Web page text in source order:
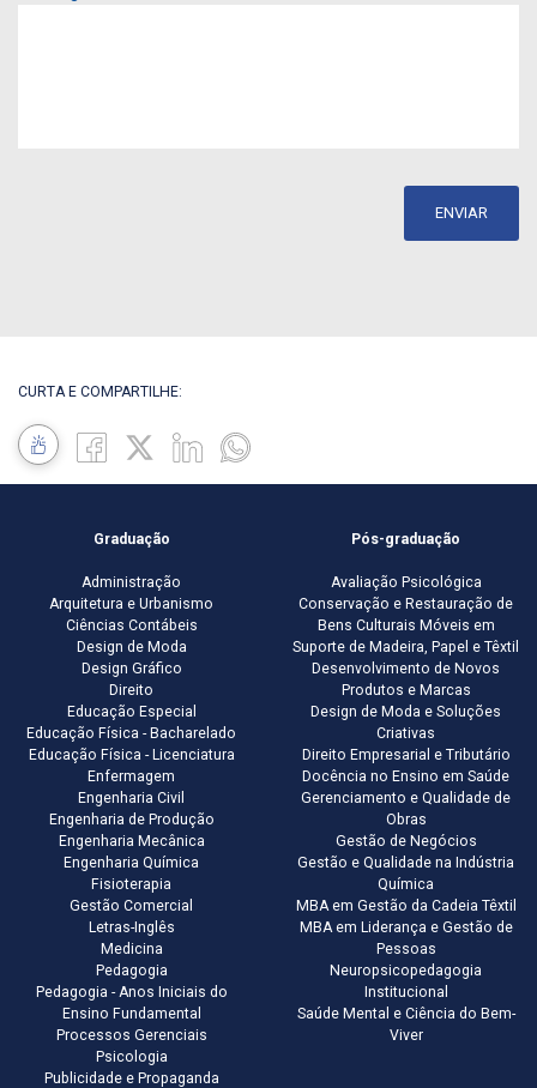
ENVIAR
CURTA E COMPARTILHE:
Graduação
Administração
Arquitetura e Urbanismo
Ciências Contábeis
Design de Moda
Design Gráfico
Direito
Educação Especial
Educação Física - Bacharelado
Educação Física - Licenciatura
Enfermagem
Engenharia Civil
Engenharia de Produção
Engenharia Mecânica
Engenharia Química
Fisioterapia
Gestão Comercial
Letras-Inglês
Medicina
Pedagogia
Pedagogia - Anos Iniciais do
Ensino Fundamental
Processos Gerenciais
Psicologia
Publicidade e Propaganda
Pós-graduação
Avaliação Psicológica
Conservação e Restauração de
Bens Culturais Móveis em
Suporte de Madeira, Papel e Têxtil
Desenvolvimento de Novos
Produtos e Marcas
Design de Moda e Soluções
Criativas
Direito Empresarial e Tributário
Docência no Ensino em Saúde
Gerenciamento e Qualidade de
Obras
Gestão de Negócios
Gestão e Qualidade na Indústria
Química
MBA em Gestão da Cadeia Têxtil
MBA em Liderança e Gestão de
Pessoas
Neuropsicopedagogia
Institucional
Saúde Mental e Ciência do Bem-
Viver